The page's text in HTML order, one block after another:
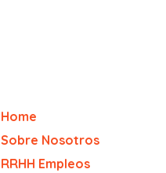
Home
Sobre Nosotros
RRHH Empleos